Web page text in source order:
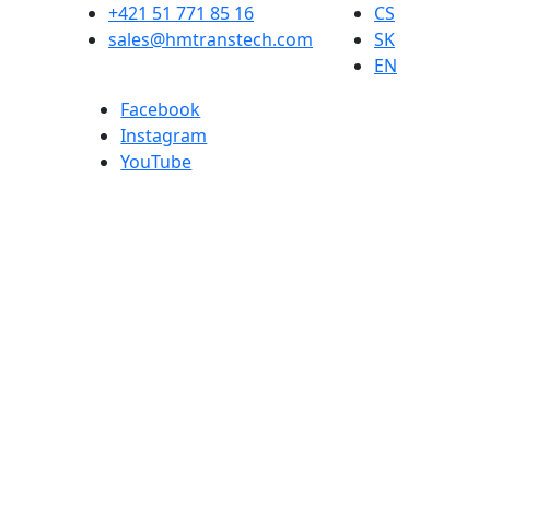
+421 51 771 85 16
sales@hmtranstech.com
CS
SK
EN
Facebook
Instagram
YouTube